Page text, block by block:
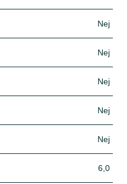
Nej
Nej
Nej
Nej
Nej
6,0